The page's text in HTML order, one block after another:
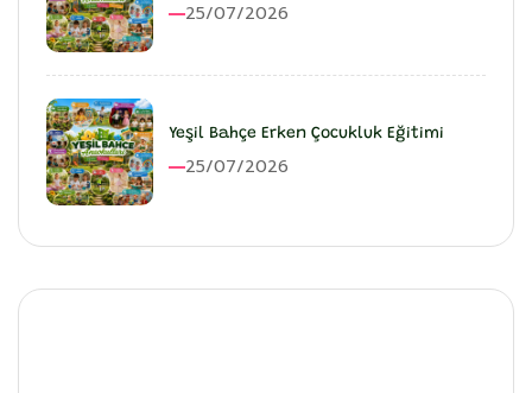
25/07/2026
Yeşil Bahçe Erken Çocukluk Eğitimi
25/07/2026